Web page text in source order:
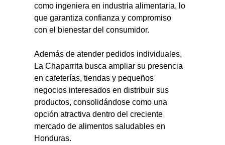
como ingeniera en industria alimentaria, lo
que garantiza confianza y compromiso
con el bienestar del consumidor.
Además de atender pedidos individuales,
La Chaparrita busca ampliar su presencia
en cafeterías, tiendas y pequeños
negocios interesados en distribuir sus
productos, consolidándose como una
opción atractiva dentro del creciente
mercado de alimentos saludables en
Honduras.